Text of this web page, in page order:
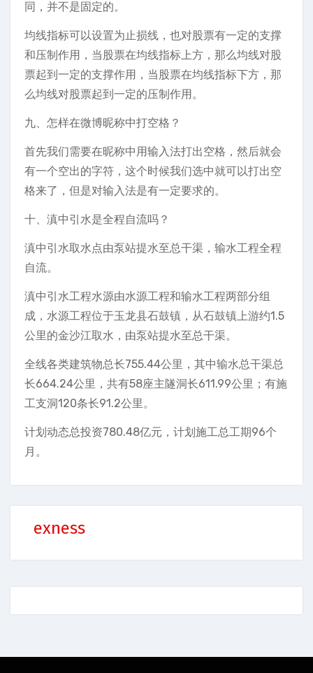
同，并不是固定的。
均线指标可以设置为止损线，也对股票有一定的支撑
和压制作用，当股票在均线指标上方，那么均线对股
票起到一定的支撑作用，当股票在均线指标下方，那
么均线对股票起到一定的压制作用。
九、怎样在微博昵称中打空格？
首先我们需要在昵称中用输入法打出空格，然后就会
有一个空出的字符，这个时候我们选中就可以打出空
格来了，但是对输入法是有一定要求的。
十、滇中引水是全程自流吗？
滇中引水取水点由泵站提水至总干渠，输水工程全程
自流。
滇中引水工程水源由水源工程和输水工程两部分组
成，水源工程位于玉龙县石鼓镇，从石鼓镇上游约1.5
公里的金沙江取水，由泵站提水至总干渠。
全线各类建筑物总长755.44公里，其中输水总干渠总
长664.24公里，共有58座主隧洞长611.99公里；有施
工支洞120条长91.2公里。
计划动态总投资780.48亿元，计划施工总工期96个
月。
exness